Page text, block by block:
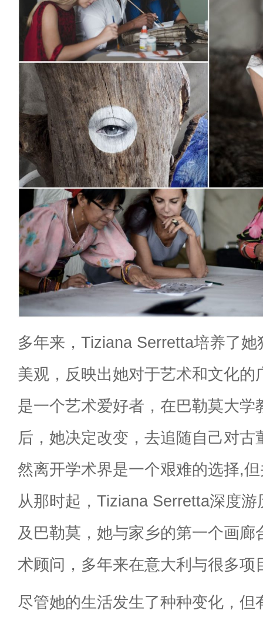
多年来，Tiziana Serretta培养了
美观，反映出她对于艺术和文化的
是一个艺术爱好者，在巴勒莫大学
后，她决定改变，去追随自己对古
然离开学术界是一个艰难的选择,
从那时起，Tiziana Serretta深度
及巴勒莫，她与家乡的第一个画廊
术顾问，多年来在意大利与很多项
尽管她的生活发生了种种变化，但